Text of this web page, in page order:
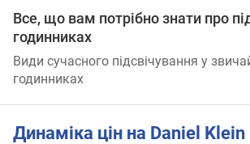
Все, що вам потрібно знати про
годинниках
Види сучасного підсвічування у
годинниках
Динаміка цін на Daniel Klein